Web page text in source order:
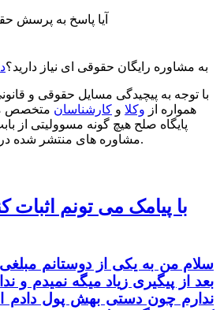
آیا پاسخ به پرسش
به مشاوره رایگان حقوقی ای نیاز دارید؟
با توجه به پیچیدگی مسایل حقوقی و
همواره از وکلا و کارشناسان متخصص
پایگاه صلح هیچ گونه مسوولیتی از
مشاوره های منتشر شده در سایت بر عهده نمی گیرد.
با پیامک می تونم اثبات
سلام من به یکی از دوستانم
بعد از پیگیری زیاد میگه نمیدم و
ندارم چون دستی بهش پول دادم